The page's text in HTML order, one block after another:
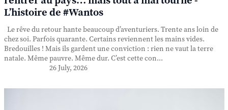
L’histoire de #Wantos
Le rêve du retour hante beaucoup d’aventuriers. Trente ans loin de
chez soi. Parfois quarante. Certains reviennent les mains vides.
Bredouilles ! Mais ils gardent une conviction : rien ne vaut la terre
natale. Même pauvre. Même dur. C’est cette con...
26 July, 2026